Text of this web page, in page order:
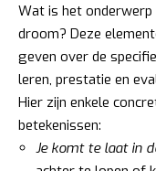
Wat is het onderwerp
droom? Deze
geven over de
leren, prestatie en
Hier zijn enkele
betekenissen:
Je komt te laat in